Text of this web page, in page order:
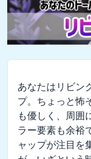
あなたはリビン
プ。ちょっと怖
も優しく、周囲
ラー要素も余裕
ャップが注目を